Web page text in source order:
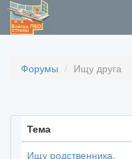
Форумы Ищу друга
Тема
Ищу родственника.